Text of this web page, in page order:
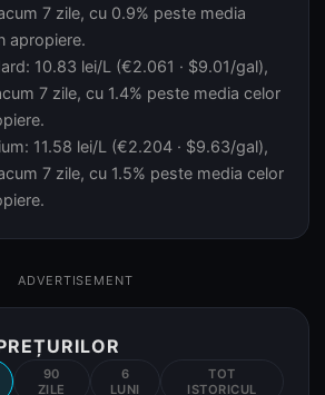
7 zile, cu 0.9% peste media
apropiere.
10.83 lei/L (€2.061 · $9.01/gal),
7 zile, cu 1.4% peste media celor
11.58 lei/L (€2.204 · $9.63/gal),
7 zile, cu 1.5% peste media celor
ADVERTISEMENT
90
ZILE
6
LUNI
TOT
ISTORICUL